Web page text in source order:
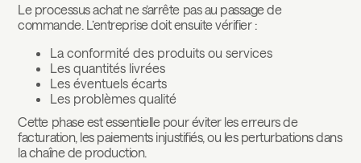
Le processus achat ne s’arrête pas au passage de
commande. L’entreprise doit ensuite vérifier :
La conformité des produits ou services
Les quantités livrées
Les éventuels écarts
Les problèmes qualité
Cette phase est essentielle pour éviter les erreurs de
facturation, les paiements injustifiés, ou les perturbations dans
la chaîne de production.